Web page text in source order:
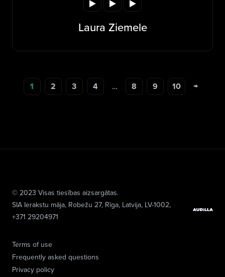
Laura Ziemele
1 2 3 4 … 8 9 10 →
Terms of use
Frequently asked questions
Privacy policy
© 2023 Visas tiesības aizsargātas.
SIA Ierakstu māja, Robežu 27, Rīga, Latvija, LV-1002,
+371 29204971